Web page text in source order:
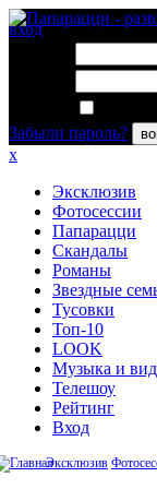
вход
Забыли пароль?
x
Эксклюзив
Фотосессии
Папарацци
Скандалы
Романы
Звездные
Тусовки
Топ-10
LOOK
Музыка и
Телешоу
Рейтинг
Вход
Эксклюзив